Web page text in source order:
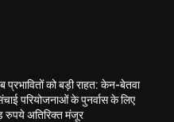
प्रभावितों को बड़ी राहत: केन-बेतवा
परियोजनाओं के पुनर्वास के लिए
रुपये अतिरिक्त मंजूर